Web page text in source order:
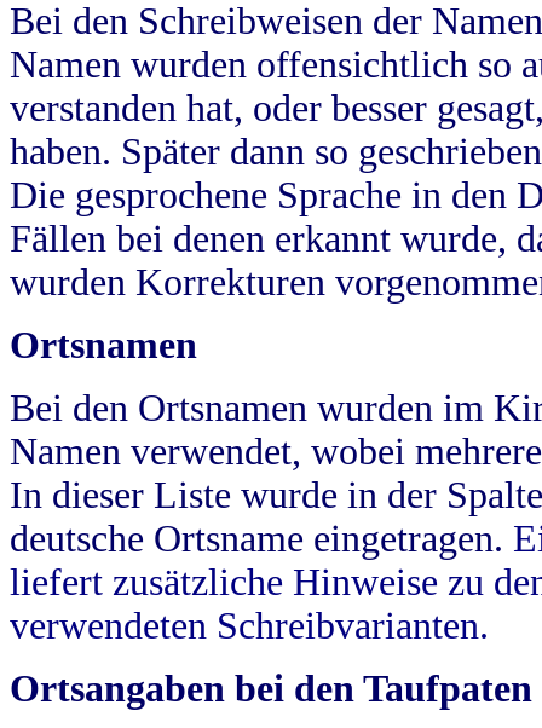
Bei den Schreibweisen der
Namen wurden offensichtlich so
verstanden hat, oder besser
haben. Später dann so
Die gesprochene Sprache in
Fällen bei denen erkannt wurde,
wurden Korrekturen
Ortsnamen
Bei den Ortsnamen wurden im
Namen verwendet, wobei
In dieser Liste wurde in der
deutsche Ortsname eingetragen.
liefert zusätzliche Hinweise zu
verwendeten Schreibvarianten.
Ortsangaben bei den Taufpaten